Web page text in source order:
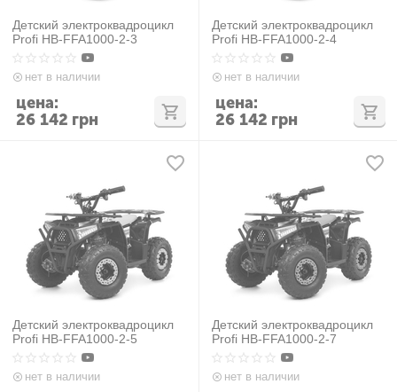
Детский электроквадроцикл
Profi HB-FFA1000-2-3
нет в наличии
26 142 грн
цена:
Детский электроквадроцикл
Profi HB-FFA1000-2-4
нет в наличии
26 142 грн
цена:
Детский электроквадроцикл
Profi HB-FFA1000-2-5
нет в наличии
Детский электроквадроцикл
Profi HB-FFA1000-2-7
нет в наличии